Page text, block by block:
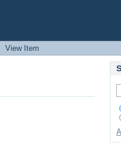
View Item